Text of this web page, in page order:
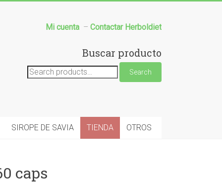
Mi cuenta – Contactar Herboldiet
Buscar producto
Search
for:
Search
SIROPE DE SAVIA TIENDA OTROS
caps